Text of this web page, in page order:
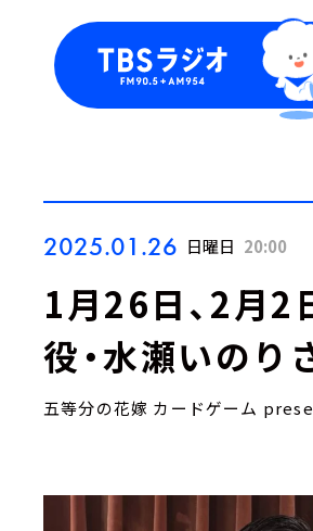
2025.01.26 日曜日 20:00
1月26日、2月2
役・水瀬いのり
五等分の花嫁 カードゲーム